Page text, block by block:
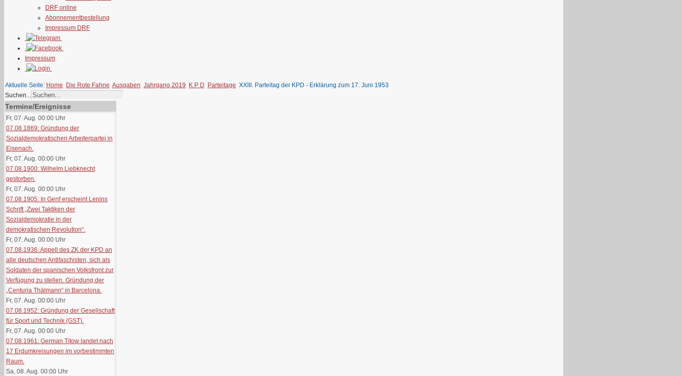
DRF online
Abonnementbestellung
Impressum DRF
Impressum
Aktuelle Seite: Home Die Rote Fahne Ausgaben Jahrgang 2019 K P D Parteitage XXIII. Parteitag der KPD - Erklärung zum 17. Juni 1953
Suchen...
Termine/Ereignisse
Fr, 07. Aug. 00:00 Uhr
07.08.1869: Gründung der
Sozialdemokratischen Arbeiterpartei in
Eisenach.
Fr, 07. Aug. 00:00 Uhr
07.08.1900: Wilhelm Liebknecht
gestorben.
Fr, 07. Aug. 00:00 Uhr
07.08.1905: In Genf erscheint Lenins
Schrift „Zwei Taktiken der
Sozialdemokratie in der
demokratischen Revolution“.
Fr, 07. Aug. 00:00 Uhr
07.08.1936: Appell des ZK der KPD an
alle deutschen Antifaschisten, sich als
Soldaten der spanischen Volksfront zur
Verfügung zu stellen. Gründung der
„Centuria Thälmann“ in Barcelona.
Fr, 07. Aug. 00:00 Uhr
07.08.1952: Gründung der Gesellschaft
für Sport und Technik (GST).
Fr, 07. Aug. 00:00 Uhr
07.08.1961: German Titow landet nach
17 Erdumkreisungen im vorbestimmten
Raum.
Sa, 08. Aug. 00:00 Uhr